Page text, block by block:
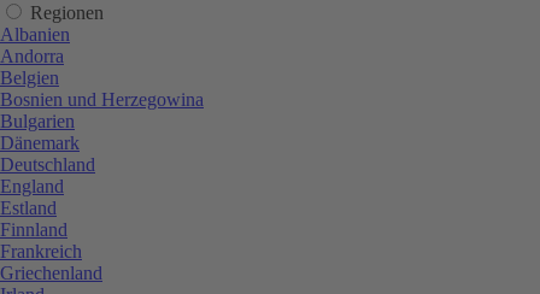
Regionen
Albanien
Andorra
Belgien
Bosnien und Herzegowina
Bulgarien
Dänemark
Deutschland
England
Estland
Finnland
Frankreich
Griechenland